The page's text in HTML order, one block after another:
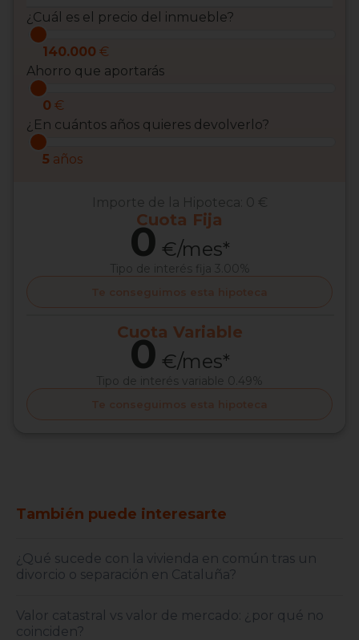
¿Cuál es el precio del inmueble?
140.000 €
Ahorro que aportarás
0 €
¿En cuántos años quieres devolverlo?
5 años
Importe de la Hipoteca: 0 €
Cuota Fija
0 €/mes*
Tipo de interés fija 3.00%
Te conseguimos esta hipoteca
Cuota Variable
0 €/mes*
Tipo de interés variable 0.49%
Te conseguimos esta hipoteca
También puede interesarte
¿Qué sucede con la vivienda en común tras un
divorcio o separación en Cataluña?
Valor catastral vs valor de mercado: ¿por qué no
coinciden?